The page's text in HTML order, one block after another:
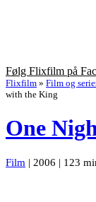
Følg Flixfilm på
Flixfilm » Film og
with the King
One
Film | 2006 | 123